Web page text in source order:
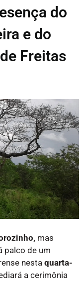
do
e do
Freitas
mas
palco de um
nesta quarta-
a cerimônia